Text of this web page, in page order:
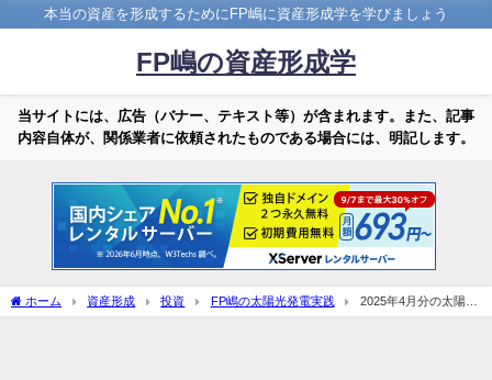
本当の資産を形成するためにFP嶋に資産形成学を学びましょう
FP嶋の資産形成学
当サイトには、広告（バナー、テキスト等）が含まれます。また、記事
内容自体が、関係業者に依頼されたものである場合には、明記します。
ホーム 資産形成 投資 FP嶋の太陽光発電実践
2025年4月分の太陽光
発電結果！